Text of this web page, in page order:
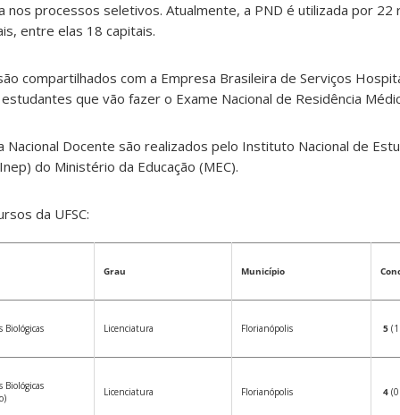
nos processos seletivos. Atualmente, a PND é utilizada por 22
entre elas 18 capitais.
compartilhados com a Empresa Brasileira de Serviços
que vão fazer o Exame Nacional de Residência
Nacional Docente são realizados pelo Instituto Nacional de
do Ministério da Educação (MEC).
da UFSC:
Grau Município
Biológicas Licenciatura Florianópolis 5
Biológicas
Licenciatura Florianópolis 4